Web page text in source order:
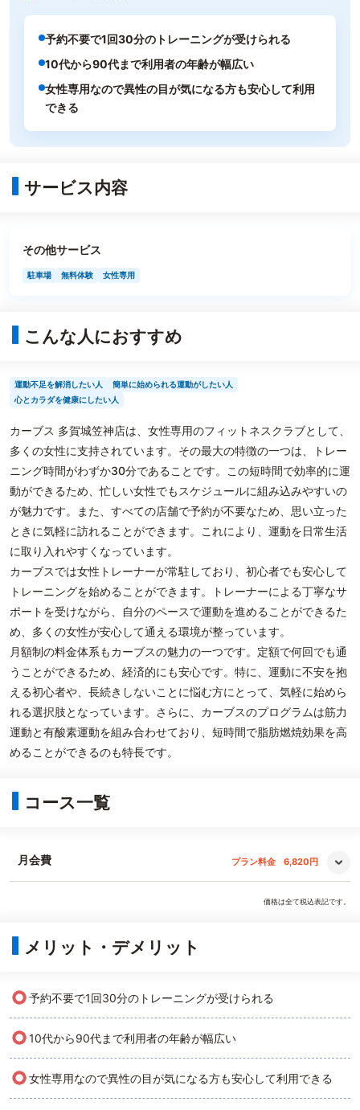
予約不要で1回30分のトレーニングが受けられる
10代から90代まで利用者の年齢が幅広い
女性専用なので異性の目が気になる方も安心して利用
できる
サービス内容
その他サービス
駐車場 無料体験 女性専用
こんな人におすすめ
運動不足を解消したい人
簡単に始められる運動がしたい人
心とカラダを健康にしたい人
カーブス 多賀城笠神店は、女性専用のフィットネスクラブとして、
多くの女性に支持されています。その最大の特徴の一つは、トレー
ニング時間がわずか30分であることです。この短時間で効率的に運
動ができるため、忙しい女性でもスケジュールに組み込みやすいの
が魅力です。また、すべての店舗で予約が不要なため、思い立った
ときに気軽に訪れることができます。これにより、運動を日常生活
に取り入れやすくなっています。
カーブスでは女性トレーナーが常駐しており、初心者でも安心して
トレーニングを始めることができます。トレーナーによる丁寧なサ
ポートを受けながら、自分のペースで運動を進めることができるた
め、多くの女性が安心して通える環境が整っています。
月額制の料金体系もカーブスの魅力の一つです。定額で何回でも通
うことができるため、経済的にも安心です。特に、運動に不安を抱
える初心者や、長続きしないことに悩む方にとって、気軽に始めら
れる選択肢となっています。さらに、カーブスのプログラムは筋力
運動と有酸素運動を組み合わせており、短時間で脂肪燃焼効果を高
めることができるのも特長です。
コース一覧
月会費 プラン料金 6,820円
価格は全て税込表記です。
メリット・デメリット
○予約不要で1回30分のトレーニングが受けられる
○10代から90代まで利用者の年齢が幅広い
○女性専用なので異性の目が気になる方も安心して利用できる